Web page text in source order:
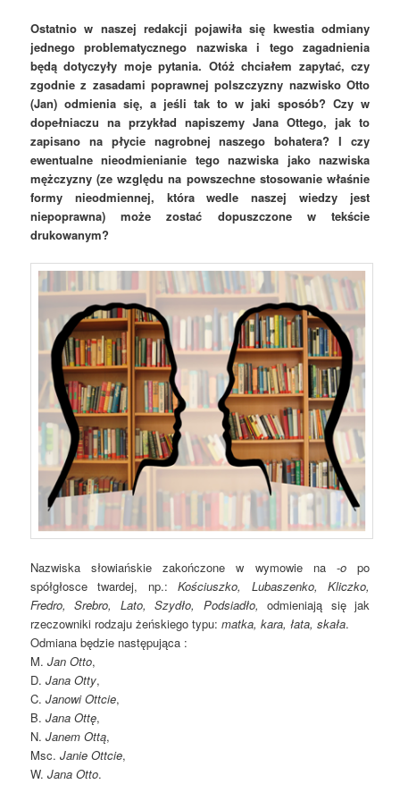
Ostatnio w naszej redakcji pojawiła się kwestia odmiany
jednego problematycznego nazwiska i tego zagadnienia
będą dotyczyły moje pytania. Otóż chciałem zapytać, czy
zgodnie z zasadami poprawnej polszczyzny nazwisko Otto
(Jan) odmienia się, a jeśli tak to w jaki sposób? Czy w
dopełniaczu na przykład napiszemy Jana Ottego, jak to
zapisano na płycie nagrobnej naszego bohatera? I czy
ewentualne nieodmienianie tego nazwiska jako nazwiska
mężczyzny (ze względu na powszechne stosowanie właśnie
formy nieodmiennej, która wedle naszej wiedzy jest
niepoprawna) może zostać dopuszczone w tekście
drukowanym?
Nazwiska słowiańskie zakończone w wymowie na -opo
spółgłosce twardej, np.:Kościuszko, Lubaszenko, Kliczko,
Fredro, Srebro, Lato, Szydło, Podsiadło, odmieniają się jak
rzeczowniki rodzaju żeńskiego typu:matka, kara, łata, skała.
Odmiana będzie następująca :
M.Jan Otto,
D.Jana Otty,
C.Janowi Ottcie,
B.Jana Ottę,
N.Janem Ottą,
Msc.Janie Ottcie,
W.Jana Otto.